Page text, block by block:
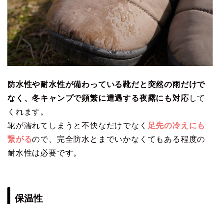
防水性や耐水性が備わっている靴だと突然の雨だけで
なく、冬キャンプで頻繁に遭遇する夜露にも対応 して
くれます。
靴が濡れてしまうと不快なだけでなく 足先の冷えにも
繋がるので、完全防水とまでいかなくてもある程度の
耐水性は必要です。
保温性